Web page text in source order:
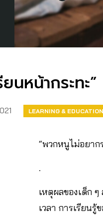
ยนหน้ากระท
LEARNING & EDUCATION
“พวกหนูไม่อยาก
.
เหตุผลของเด็ก
เวลา การเรียน